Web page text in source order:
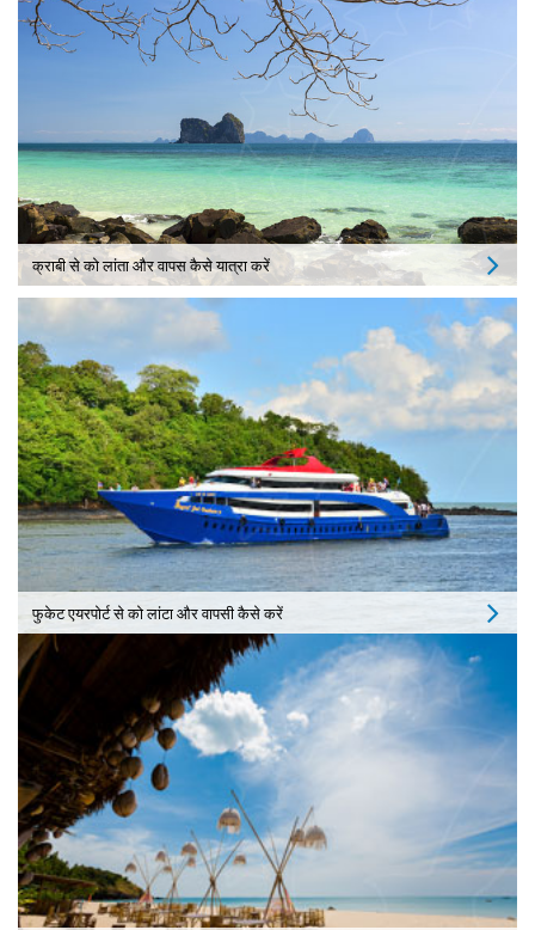
क्राबी से को लांता और वापस कैसे यात्रा करें
फुकेट एयरपोर्ट से को लांटा और वापसी कैसे करें